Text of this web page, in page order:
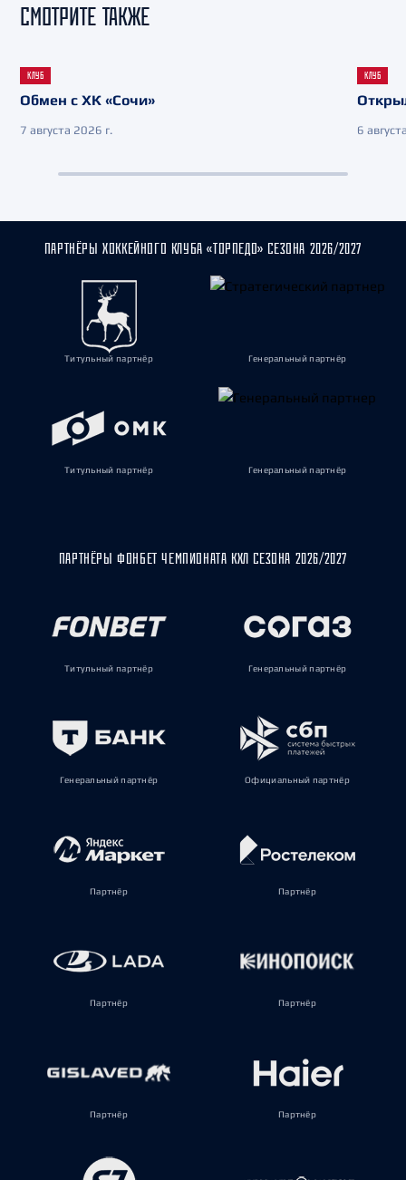
СМОТРИТЕ ТАКЖЕ
КЛУБ
Обмен с ХК «Сочи»
7 августа 2026 г.
КЛУБ
6
ПАРТНЁРЫ ХОККЕЙНОГО КЛУБА «ТОРПЕДО» СЕЗОНА 2026/2027
Титульный партнёр Генеральный партнёр
Титульный партнёр Генеральный партнёр
ПАРТНЁРЫ ФОНБЕТ ЧЕМПИОНАТА КХЛ СЕЗОНА 2026/2027
Титульный партнёр Генеральный партнёр
Генеральный партнёр Официальный партнёр
Партнёр Партнёр
Партнёр Партнёр
Партнёр Партнёр